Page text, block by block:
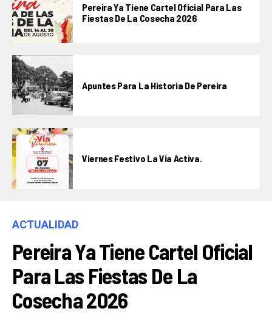
Pereira Ya Tiene Cartel Oficial Para Las
Fiestas De La Cosecha 2026
Apuntes Para La Historia De Pereira
Viernes Festivo La Via Activa.
ACTUALIDAD
Pereira Ya Tiene Cartel Oficial
Para Las Fiestas De La
Cosecha 2026